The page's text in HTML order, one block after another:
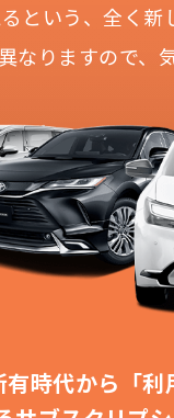
という、全く新
なりますので、
有時代から「
くご契約
は高残価設
格！ 憧れのクル
間だから
なら短期リース
んし、急なラ
定額料金
ーナス払い・
払いいただく